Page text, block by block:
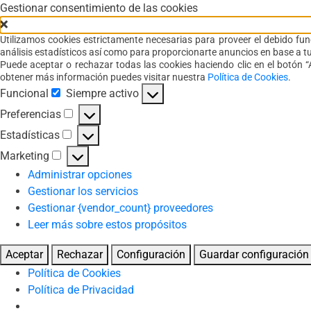
Gestionar consentimiento de las cookies
Utilizamos cookies estrictamente necesarias para proveer el debido
análisis estadísticos así como para proporcionarte anuncios en base a
Puede aceptar o rechazar todas las cookies haciendo clic en el botón
obtener más información puedes visitar nuestra Política de Cookies.
Funcional Funcional
Siempre activo
Preferencias
Preferencias
Estadísticas
Estadísticas
Marketing
Marketing
Administrar opciones
Gestionar los servicios
Gestionar {vendor_count} proveedores
Leer más sobre estos propósitos
Aceptar Rechazar Configuración Guardar configuración
Política de Cookies
Política de Privacidad